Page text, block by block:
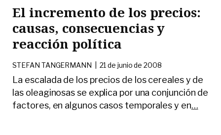
El incremento de los precios:
causas, consecuencias y
reacción política
STEFAN TANGERMANN 21 de junio de 2008
La escalada de los precios de los cereales y de
las oleaginosas se explica por una conjunción de
factores, en algunos casos temporales y en…